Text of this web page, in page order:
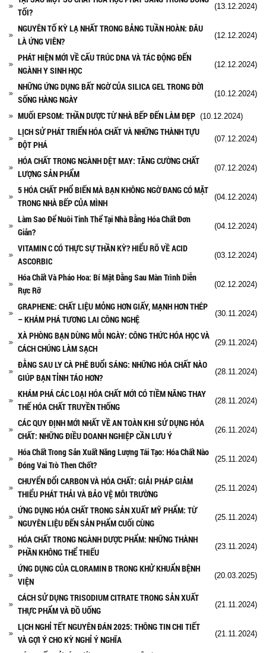
TỐI?
(13.12.2024)
NGUYÊN TỐ KỲ LẠ NHẤT TRONG BẢNG TUẦN HOÀN: ĐÂU
LÀ ỨNG VIÊN?
(12.12.2024)
PHÁT HIỆN MỚI VỀ CẤU TRÚC DNA VÀ TÁC ĐỘNG ĐẾN
NGÀNH Y SINH HỌC
(12.12.2024)
NHỮNG ỨNG DỤNG BẤT NGỜ CỦA SILICA GEL TRONG ĐỜI
SỐNG HÀNG NGÀY
(10.12.2024)
MUỐI EPSOM: THẦN DƯỢC TỪ NHÀ BẾP ĐẾN LÀM ĐẸP (10.12.2024)
LỊCH SỬ PHÁT TRIỂN HÓA CHẤT VÀ NHỮNG THÀNH TỰU
ĐỘT PHÁ
(07.12.2024)
HÓA CHẤT TRONG NGÀNH DỆT MAY: TĂNG CƯỜNG CHẤT
LƯỢNG SẢN PHẨM
(07.12.2024)
5 HÓA CHẤT PHỔ BIẾN MÀ BẠN KHÔNG NGỜ ĐANG CÓ MẶT
TRONG NHÀ BẾP CỦA MÌNH
(04.12.2024)
Làm Sao Để Nuôi Tinh Thể Tại Nhà Bằng Hóa Chất Đơn
Giản?
(04.12.2024)
VITAMIN C CÓ THỰC SỰ THẦN KỲ? HIỂU RÕ VỀ ACID
ASCORBIC
(03.12.2024)
Hóa Chất Và Pháo Hoa: Bí Mật Đằng Sau Màn Trình Diễn
Rực Rỡ
(02.12.2024)
GRAPHENE: CHẤT LIỆU MỎNG HƠN GIẤY, MẠNH HƠN THÉP
– KHÁM PHÁ TƯƠNG LAI CÔNG NGHỆ
(30.11.2024)
XÀ PHÒNG BẠN DÙNG MỖI NGÀY: CÔNG THỨC HÓA HỌC VÀ
CÁCH CHÚNG LÀM SẠCH
(29.11.2024)
ĐẰNG SAU LY CÀ PHÊ BUỔI SÁNG: NHỮNG HÓA CHẤT NÀO
GIÚP BẠN TỈNH TÁO HƠN?
(28.11.2024)
KHÁM PHÁ CÁC LOẠI HÓA CHẤT MỚI CÓ TIỀM NĂNG THAY
THẾ HÓA CHẤT TRUYỀN THỐNG
(28.11.2024)
CÁC QUY ĐỊNH MỚI NHẤT VỀ AN TOÀN KHI SỬ DỤNG HÓA
CHẤT: NHỮNG ĐIỀU DOANH NGHIỆP CẦN LƯU Ý
(26.11.2024)
Hóa Chất Trong Sản Xuất Năng Lượng Tái Tạo: Hóa Chất Nào
Đóng Vai Trò Then Chốt?
(25.11.2024)
CHUYỂN ĐỔI CARBON VÀ HÓA CHẤT: GIẢI PHÁP GIẢM
THIỂU PHÁT THẢI VÀ BẢO VỆ MÔI TRƯỜNG
(25.11.2024)
ỨNG DỤNG HÓA CHẤT TRONG SẢN XUẤT MỸ PHẨM: TỪ
NGUYÊN LIỆU ĐẾN SẢN PHẨM CUỐI CÙNG
(25.11.2024)
HÓA CHẤT TRONG NGÀNH DƯỢC PHẨM: NHỮNG THÀNH
PHẦN KHÔNG THỂ THIẾU
(23.11.2024)
ỨNG DỤNG CỦA CLORAMIN B TRONG KHỬ KHUẨN BỆNH
VIỆN
(20.03.2025)
CÁCH SỬ DỤNG TRISODIUM CITRATE TRONG SẢN XUẤT
THỰC PHẨM VÀ ĐỒ UỐNG
(21.11.2024)
LỊCH NGHỈ TẾT NGUYÊN ĐÁN 2025: THÔNG TIN CHI TIẾT
VÀ GỢI Ý CHO KỲ NGHỈ Ý NGHĨA
(21.11.2024)